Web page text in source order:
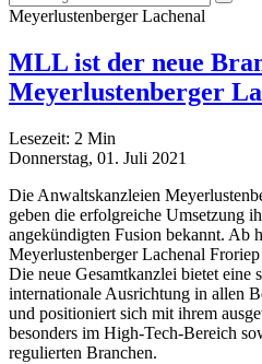
Meyerlustenberger Lachenal
MLL ist der neue
Meyerlustenberger
Lesezeit: 2 Min
Donnerstag, 01. Juli 2021
Die Anwaltskanzleien
geben die erfolgreiche Umsetzung
angekündigten Fusion bekannt. Ab
Meyerlustenberger Lachenal
Die neue Gesamtkanzlei bietet eine
internationale Ausrichtung in allen
und positioniert sich mit ihrem
besonders im High-Tech-Bereich
regulierten Branchen.